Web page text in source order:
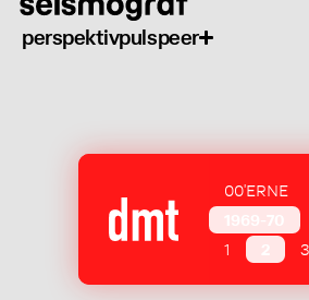
perspektivpulspeer
00'ERNE
1
3